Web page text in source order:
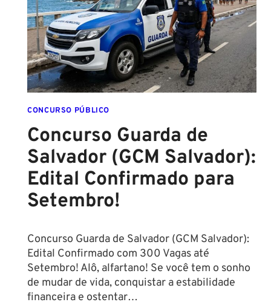
FORMADO
EM
DIREITO
CONCURSO PÚBLICO
Concurso Guarda de
Salvador (GCM Salvador):
Edital Confirmado para
Setembro!
Concurso Guarda de Salvador (GCM Salvador):
Edital Confirmado com 300 Vagas até
Setembro! Alô, alfartano! Se você tem o sonho
de mudar de vida, conquistar a estabilidade
financeira e ostentar…